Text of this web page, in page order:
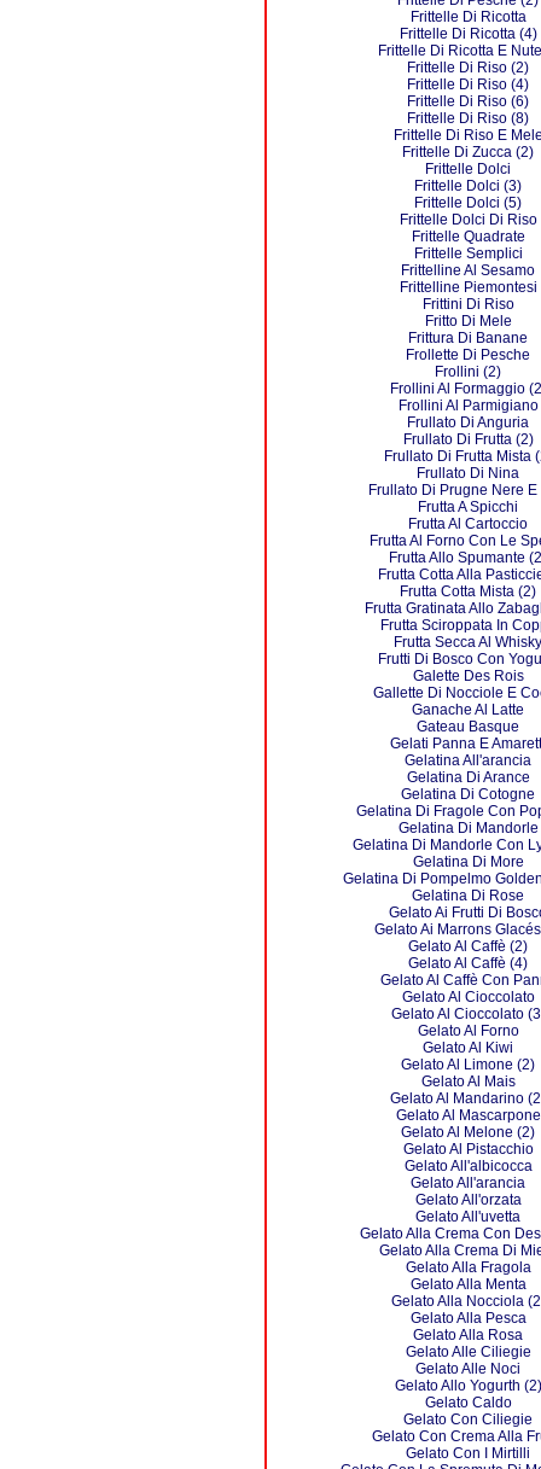
Frittelle Di Ricotta
Frittelle Di Ricotta (4)
Frittelle Di Ricotta E
Frittelle Di Riso (2)
Frittelle Di Riso (4)
Frittelle Di Riso (6)
Frittelle Di Riso (8)
Frittelle Di Riso E
Frittelle Di Zucca (2)
Frittelle Dolci
Frittelle Dolci (3)
Frittelle Dolci (5)
Frittelle Dolci Di Riso
Frittelle Quadrate
Frittelle Semplici
Frittelline Al Sesamo
Frittelline Piemontesi
Frittini Di Riso
Fritto Di Mele
Frittura Di Banane
Frollette Di Pesche
Frollini (2)
Frollini Al Formaggio
Frollini Al Parmigiano
Frullato Di Anguria
Frullato Di Frutta (2)
Frullato Di Frutta Mista
Frullato Di Nina
Frullato Di Prugne Nere E
Frutta A Spicchi
Frutta Al Cartoccio
Frutta Al Forno Con Le
Frutta Allo Spumante
Frutta Cotta Alla
Frutta Cotta Mista (2)
Frutta Gratinata Allo
Frutta Sciroppata In
Frutta Secca Al Whisky
Frutti Di Bosco Con
Galette Des Rois
Gallette Di Nocciole E
Ganache Al Latte
Gateau Basque
Gelati Panna E
Gelatina All'arancia
Gelatina Di Arance
Gelatina Di Cotogne
Gelatina Di Fragole Con
Gelatina Di Mandorle
Gelatina Di Mandorle Con
Gelatina Di More
Gelatina Di Pompelmo
Gelatina Di Rose
Gelato Ai Frutti Di
Gelato Ai Marrons
Gelato Al Caffè (2)
Gelato Al Caffè (4)
Gelato Al Caffè Con
Gelato Al Cioccolato
Gelato Al Cioccolato
Gelato Al Forno
Gelato Al Kiwi
Gelato Al Limone (2)
Gelato Al Mais
Gelato Al Mandarino
Gelato Al Mascarpone
Gelato Al Melone (2)
Gelato Al Pistacchio
Gelato All'albicocca
Gelato All'arancia
Gelato All'orzata
Gelato All'uvetta
Gelato Alla Crema Con
Gelato Alla Crema Di
Gelato Alla Fragola
Gelato Alla Menta
Gelato Alla Nocciola
Gelato Alla Pesca
Gelato Alla Rosa
Gelato Alle Ciliegie
Gelato Alle Noci
Gelato Allo Yogurth (2)
Gelato Caldo
Gelato Con Ciliegie
Gelato Con Crema Alla
Gelato Con I Mirtilli